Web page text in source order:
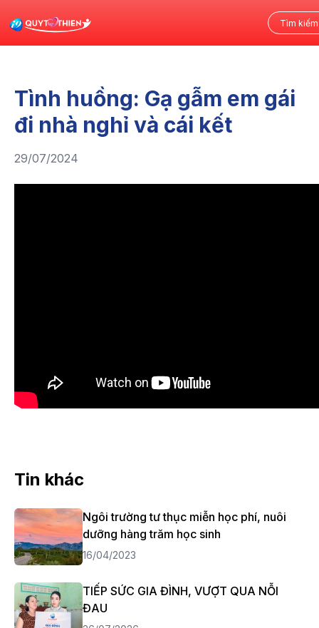
Tình huồng: Gạ gẫm em gái
đi nhà nghỉ và cái kết
29/07/2024
Tin khác
Ngôi trường tư thục miễn học phí, nuôi
dưỡng hàng trăm học sinh
16/04/2023
TIẾP SỨC GIA ĐÌNH, VƯỢT QUA NỖI
ĐAU